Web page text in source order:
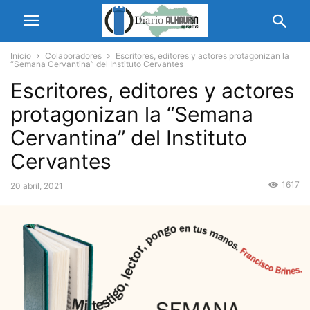
Inicio Colaboradores
Escritores, editores y actores protagonizan la
“Semana Cervantina” del Instituto Cervantes
Escritores, editores y actores
protagonizan la “Semana
Cervantina” del Instituto
Cervantes
20 abril, 2021 1617